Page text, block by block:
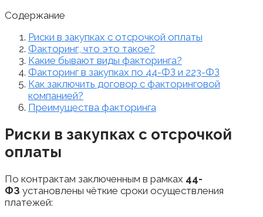
Содержание
Риски в закупках с отсрочкой оплаты
Факторинг, что это такое?
Какие бывают виды факторинга?
Факторинг в закупках по 44-ФЗ и 223-ФЗ
Как заключить договор с факторинговой
компанией?
Преимущества факторинга
Риски в закупках с отсрочкой
оплаты
По контрактам заключенным в рамках 44-
ФЗ установлены чёткие сроки осуществления
платежей: